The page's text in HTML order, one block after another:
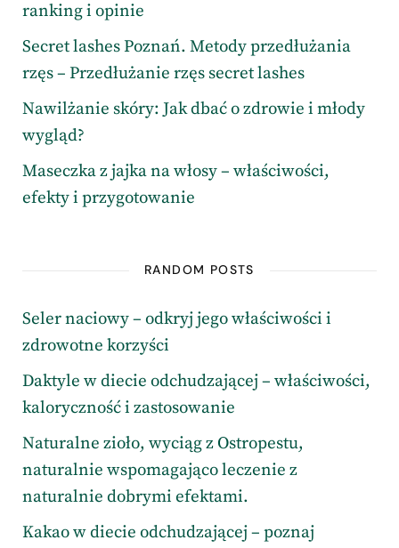
ranking i opinie
Secret lashes Poznań. Metody przedłużania
rzęs – Przedłużanie rzęs secret lashes
Nawilżanie skóry: Jak dbać o zdrowie i młody
wygląd?
Maseczka z jajka na włosy – właściwości,
efekty i przygotowanie
RANDOM POSTS
Seler naciowy – odkryj jego właściwości i
zdrowotne korzyści
Daktyle w diecie odchudzającej – właściwości,
kaloryczność i zastosowanie
Naturalne zioło, wyciąg z Ostropestu,
naturalnie wspomagająco leczenie z
naturalnie dobrymi efektami.
Kakao w diecie odchudzającej – poznaj